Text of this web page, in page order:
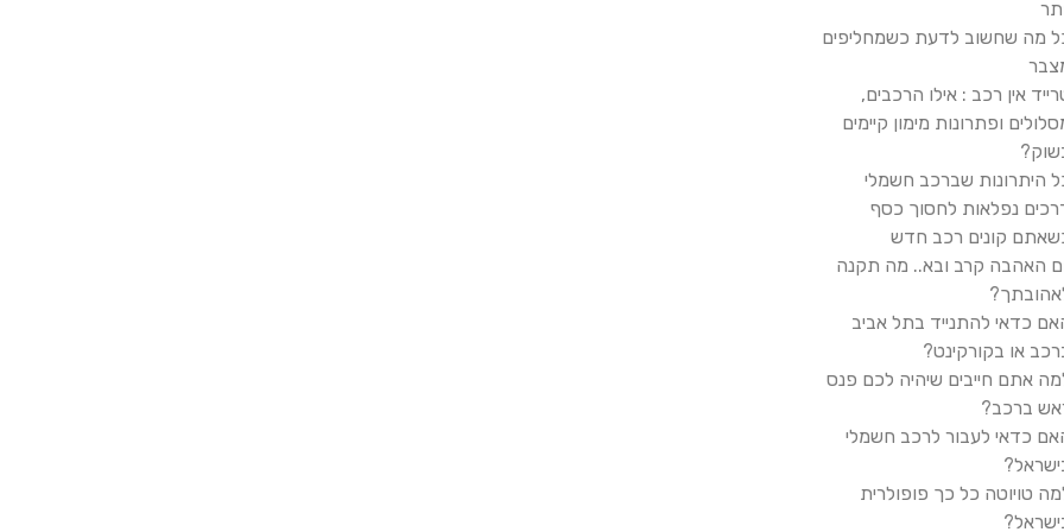
מה שחשוב לדעת כשמחליפים
אין רכב : אילו הרכבים,
ופתרונות מימון קיימים
היתרונות שברכב חשמלי
נפלאות לחסוך כסף
קונים רכב חדש
האהבה קרב ובא.. מה תקנה
כדאי להתנייד בתל אביב
או בקורקינט?
אתם חייבים שיהיה לכם פנס
ברכב?
כדאי לעבור לרכב חשמלי
טויוטה כל כך פופולרית